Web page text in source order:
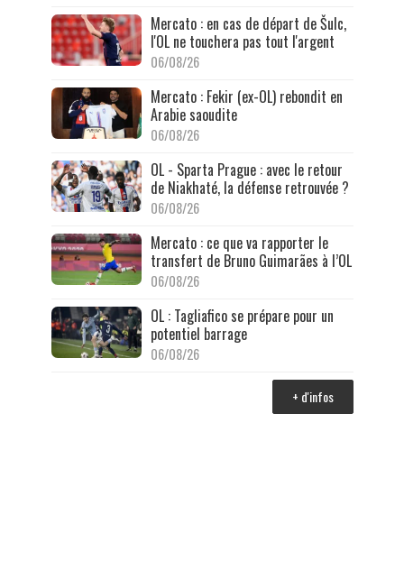
Mercato : en cas de départ de Šulc,
l'OL ne touchera pas tout l'argent
06/08/26
Mercato : Fekir (ex-OL) rebondit en
Arabie saoudite
06/08/26
OL - Sparta Prague : avec le retour
de Niakhaté, la défense retrouvée ?
06/08/26
Mercato : ce que va rapporter le
transfert de Bruno Guimarães à l’OL
06/08/26
OL : Tagliafico se prépare pour un
potentiel barrage
06/08/26
+ d'infos